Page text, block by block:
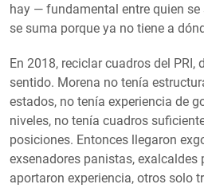
hay — fundamental entre quien se
se suma porque ya no tiene a
En 2018, reciclar cuadros del PRI,
sentido. Morena no tenía
estados, no tenía experiencia de
niveles, no tenía cuadros
posiciones. Entonces llegaron
exsenadores panistas, exalcaldes
aportaron experiencia, otros solo